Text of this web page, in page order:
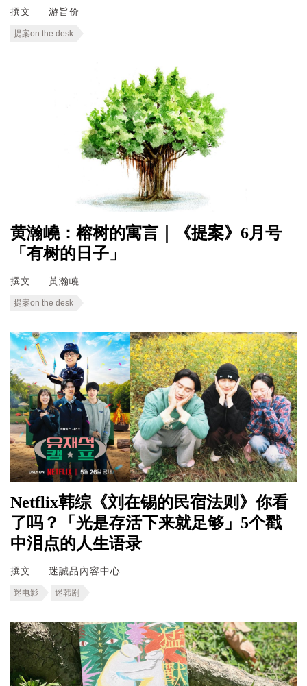
撰文 游旨价
提案on the desk
黄瀚嶢：榕树的寓言｜《提案》6月号
「有树的日子」
撰文 黃瀚嶢
提案on the desk
Netflix韩综《刘在锡的民宿法则》你看
了吗？「光是存活下来就足够」5个戳
中泪点的人生语录
撰文 迷誠品內容中心
迷电影 迷韩剧